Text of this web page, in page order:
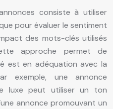
consiste à utiliser
pour évaluer le sentiment
des mots-clés utilisés
approche permet de
est en adéquation avec la
exemple, une annonce
luxe peut utiliser un ton
annonce promouvant un